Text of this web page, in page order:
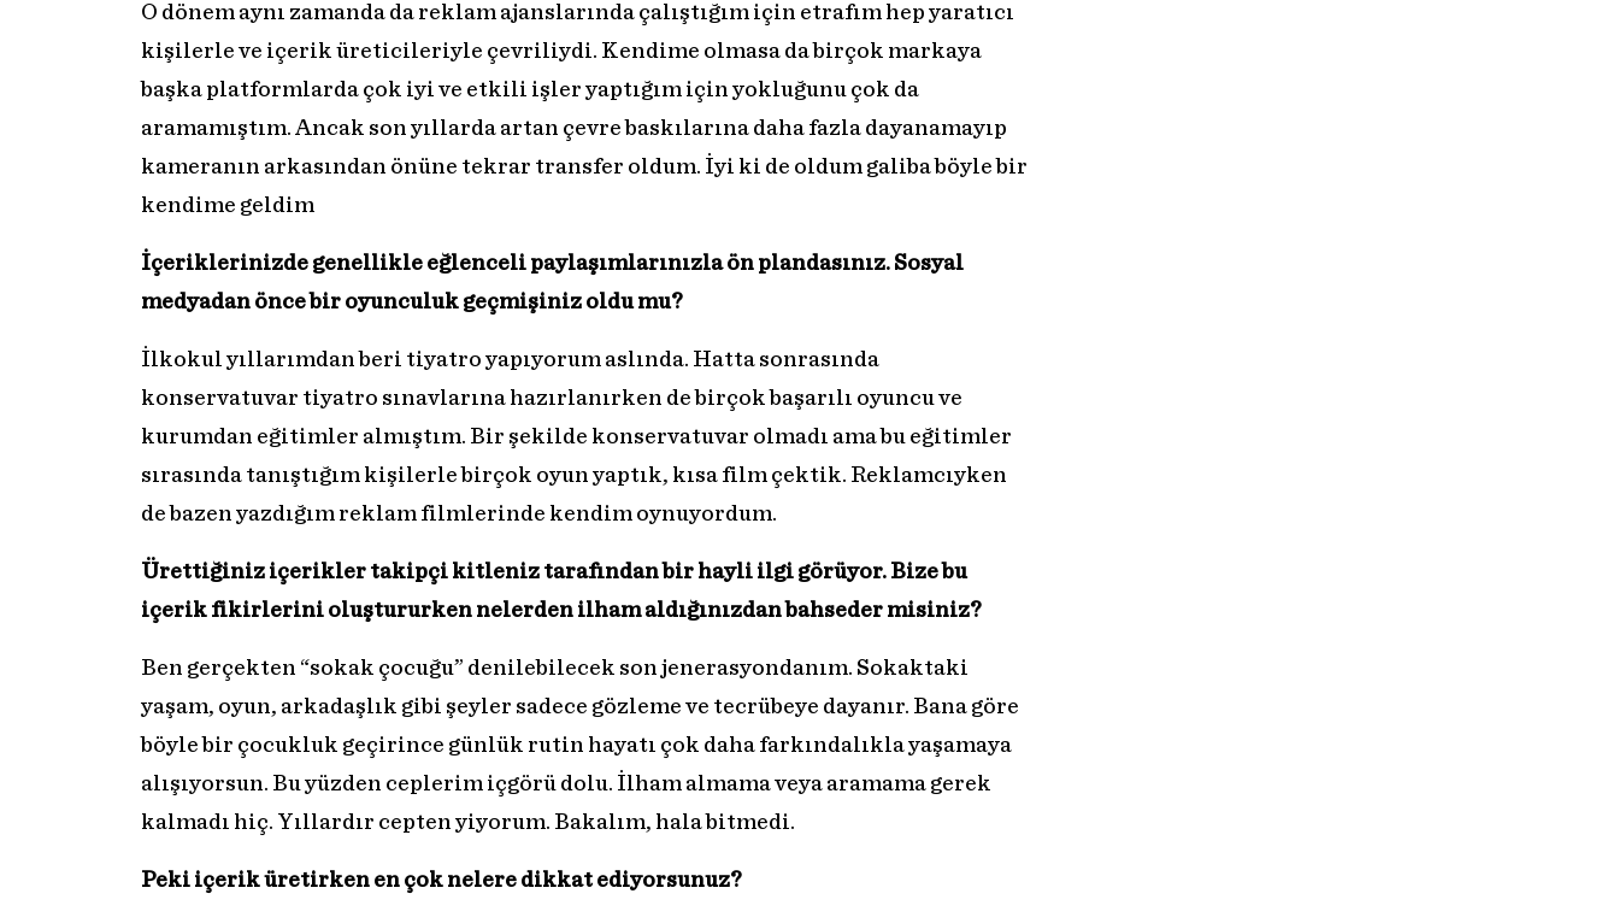
O dönem aynı zamanda da reklam ajanslarında çalıştığım için etrafım hep yaratıcı
kişilerle ve içerik üreticileriyle çevriliydi. Kendime olmasa da birçok markaya
başka platformlarda çok iyi ve etkili işler yaptığım için yokluğunu çok da
aramamıştım. Ancak son yıllarda artan çevre baskılarına daha fazla dayanamayıp
kameranın arkasından önüne tekrar transfer oldum. İyi ki de oldum galiba böyle bir
kendime geldim
İçeriklerinizde genellikle eğlenceli paylaşımlarınızla ön plandasınız. Sosyal
medyadan önce bir oyunculuk geçmişiniz oldu mu?
İlkokul yıllarımdan beri tiyatro yapıyorum aslında. Hatta sonrasında
konservatuvar tiyatro sınavlarına hazırlanırken de birçok başarılı oyuncu ve
kurumdan eğitimler almıştım. Bir şekilde konservatuvar olmadı ama bu eğitimler
sırasında tanıştığım kişilerle birçok oyun yaptık, kısa film çektik. Reklamcıyken
de bazen yazdığım reklam filmlerinde kendim oynuyordum.
Ürettiğiniz içerikler takipçi kitleniz tarafından bir hayli ilgi görüyor. Bize bu
içerik fikirlerini oluştururken nelerden ilham aldığınızdan bahseder misiniz?
Ben gerçekten “sokak çocuğu” denilebilecek son jenerasyondanım. Sokaktaki
yaşam, oyun, arkadaşlık gibi şeyler sadece gözleme ve tecrübeye dayanır. Bana göre
böyle bir çocukluk geçirince günlük rutin hayatı çok daha farkındalıkla yaşamaya
alışıyorsun. Bu yüzden ceplerim içgörü dolu. İlham almama veya aramama gerek
kalmadı hiç. Yıllardır cepten yiyorum. Bakalım, hala bitmedi.
Peki içerik üretirken en çok nelere dikkat ediyorsunuz?